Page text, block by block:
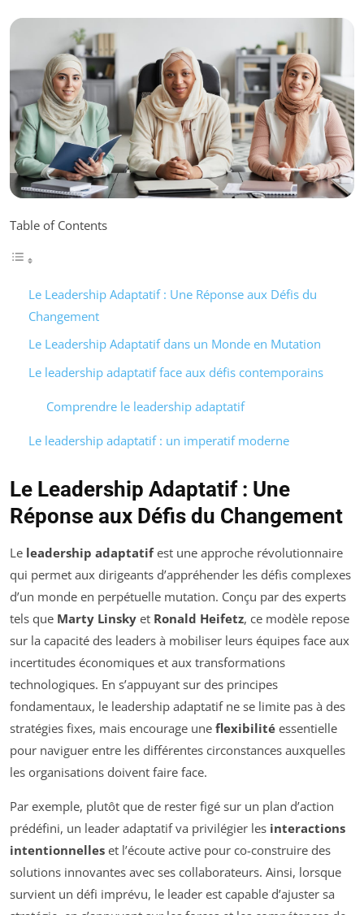
Table of Contents
Le Leadership Adaptatif : Une Réponse aux Défis du
Changement
Le Leadership Adaptatif dans un Monde en Mutation
Le leadership adaptatif face aux défis contemporains
Comprendre le leadership adaptatif
Le leadership adaptatif : un imperatif moderne
Le Leadership Adaptatif : Une
Réponse aux Défis du Changement
Le leadership adaptatifest une approche révolutionnaire
qui permet aux dirigeants d’appréhender les défis complexes
d’un monde en perpétuelle mutation. Conçu par des experts
tels que Marty Linsky et Ronald Heifetz, ce modèle repose
sur la capacité des leaders à mobiliser leurs équipes face aux
incertitudes économiques et aux transformations
technologiques. En s’appuyant sur des principes
fondamentaux, le leadership adaptatif ne se limite pas à des
stratégies fixes, mais encourage une flexibilité essentielle
pour naviguer entre les différentes circonstances auxquelles
les organisations doivent faire face.
Par exemple, plutôt que de rester figé sur un plan d’action
prédéfini, un leader adaptatif va privilégier les interactions
intentionnelles et l’écoute active pour co-construire des
solutions innovantes avec ses collaborateurs. Ainsi, lorsque
survient un défi imprévu, le leader est capable d’ajuster sa